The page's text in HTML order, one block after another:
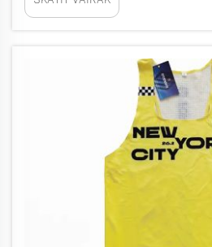
individuālo raksturu. Komandas